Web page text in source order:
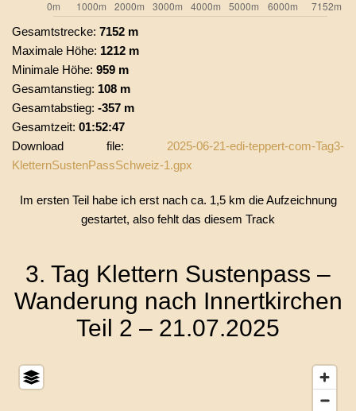
Gesamtstrecke: 7152 m
Maximale Höhe: 1212 m
Minimale Höhe: 959 m
Gesamtanstieg: 108 m
Gesamtabstieg: -357 m
Gesamtzeit: 01:52:47
Download file: 2025-06-21-edi-teppert-com-Tag3-
KletternSustenPassSchweiz-1.gpx
Im ersten Teil habe ich erst nach ca. 1,5 km die Aufzeichnung
gestartet, also fehlt das diesem Track
3. Tag Klettern Sustenpass –
Wanderung nach Innertkirchen
Teil 2 – 21.07.2025